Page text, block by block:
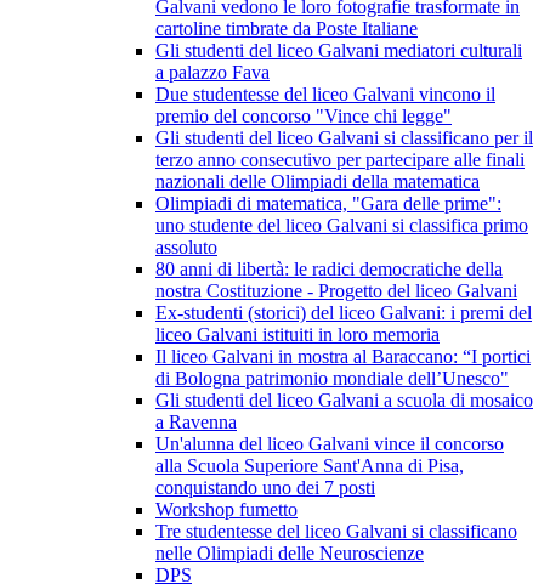
Galvani vedono le loro fotografie trasformate in
cartoline timbrate da Poste Italiane
Gli studenti del liceo Galvani mediatori culturali
a palazzo Fava
Due studentesse del liceo Galvani vincono il
premio del concorso "Vince chi legge"
Gli studenti del liceo Galvani si classificano per il
terzo anno consecutivo per partecipare alle finali
nazionali delle Olimpiadi della matematica
Olimpiadi di matematica, "Gara delle prime":
uno studente del liceo Galvani si classifica primo
assoluto
80 anni di libertà: le radici democratiche della
nostra Costituzione - Progetto del liceo Galvani
Ex-studenti (storici) del liceo Galvani: i premi del
liceo Galvani istituiti in loro memoria
Il liceo Galvani in mostra al Baraccano: “I portici
di Bologna patrimonio mondiale dell’Unesco"
Gli studenti del liceo Galvani a scuola di mosaico
a Ravenna
Un'alunna del liceo Galvani vince il concorso
alla Scuola Superiore Sant'Anna di Pisa,
conquistando uno dei 7 posti
Workshop fumetto
Tre studentesse del liceo Galvani si classificano
nelle Olimpiadi delle Neuroscienze
DPS